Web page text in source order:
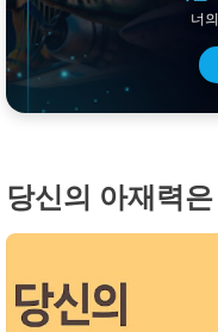
너
당신의 아재력